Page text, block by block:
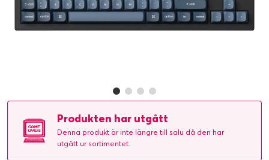
Produkten har utgått
Denna produkt är inte längre till salu då den har
utgått ur sortimentet.